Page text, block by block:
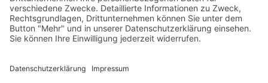
Werbung
Presse- und Öffentlichkeitsarbeit
Aktuelles
Themenwelt